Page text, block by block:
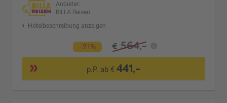
Anbieter:
BILLA Reisen
Hotelbeschreibung anzeigen
-21% € 564,-
p.P. ab € 441,-